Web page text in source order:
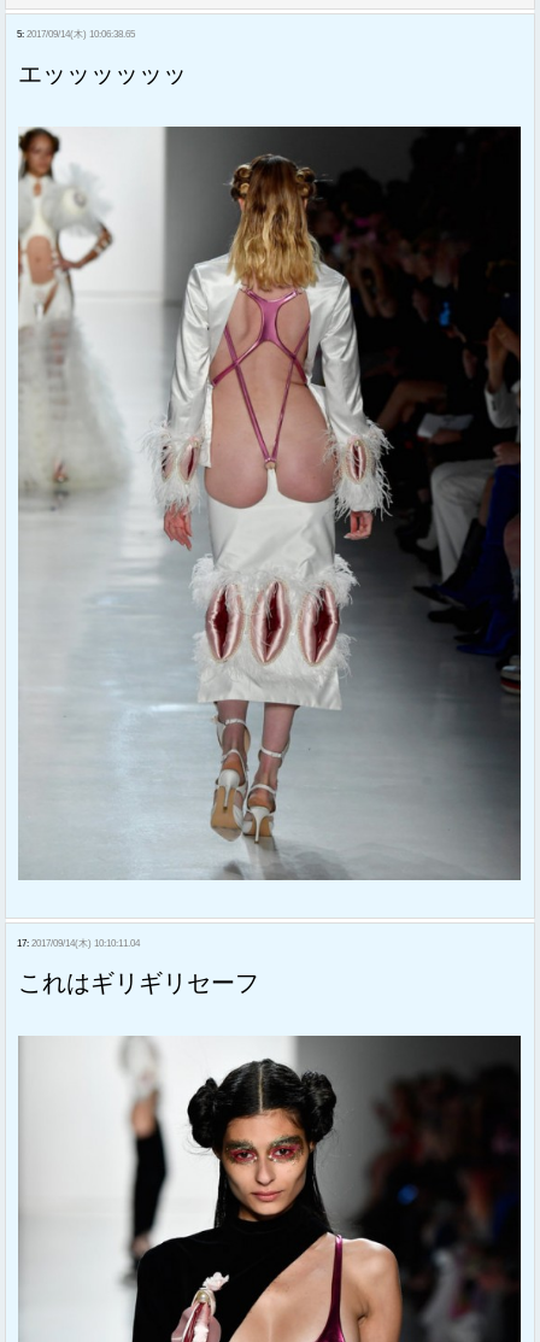
5: 2017/09/14(木) 10:06:38.65
エッッッッッッ
17: 2017/09/14(木) 10:10:11.04
これはギリギリセーフ